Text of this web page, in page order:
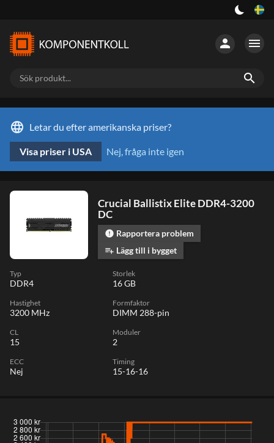
person menu
search
language Letar du efter amerikanska priser?
Nej, fråga inte igen
Visa priser i USA
Crucial Ballistix Elite DDR4-3200
DC
error Rapportera problem
playlist_add Lägg till i bygget
Typ
DDR4
Storlek
16 GB
Hastighet
3200 MHz
Formfaktor
DIMM 288-pin
CL
15
Moduler
2
ECC
Nej
Timing
15-16-16